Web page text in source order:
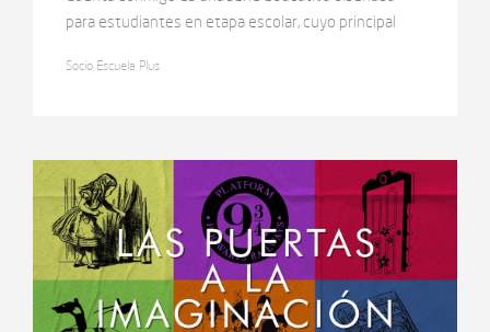
para estudiantes en etapa escolar, cuyo principal
matemáticas de manera accesible y dinámica. A
busca despertar la curiosidad y el pensamiento
lógico en los niños.
Socio Escuela Plus